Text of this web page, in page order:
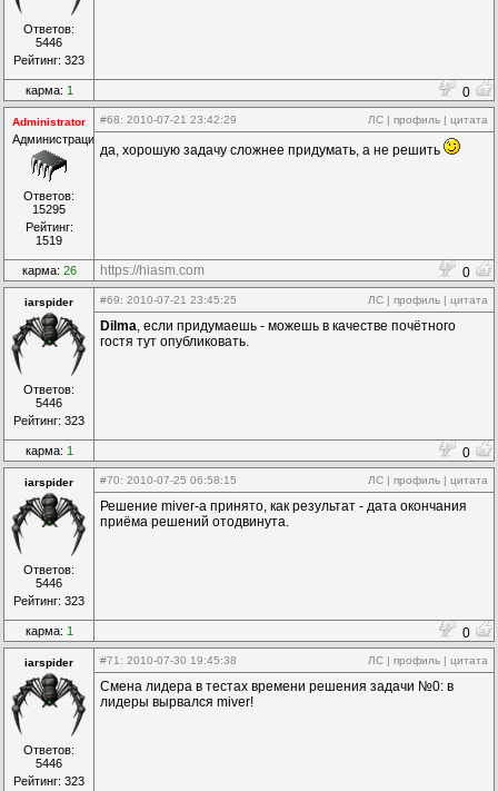
Ответов:
5446
Рейтинг: 323
карма: 1 0
Administrator
Администрация
Ответов:
15295
Рейтинг:
1519
#68: 2010-07-21 23:42:29 ЛС | профиль | цитата
да, хорошую задачу сложнее придумать, а не решить
карма: 26 https://hiasm.com 0
iarspider
Ответов:
5446
Рейтинг: 323
#69: 2010-07-21 23:45:25 ЛС | профиль | цитата
Dilma, если придумаешь - можешь в качестве почётного
гостя тут опубликовать.
карма: 1 0
iarspider
Ответов:
5446
Рейтинг: 323
#70: 2010-07-25 06:58:15 ЛС | профиль | цитата
Решение miver-а принято, как результат - дата окончания
приёма решений отодвинута.
карма: 1 0
iarspider
Ответов:
5446
Рейтинг: 323
#71 : 2010-07-30 19:45:38 ЛС | профиль | цитата
Смена лидера в тестах времени решения задачи №0: в
лидеры вырвался miver!